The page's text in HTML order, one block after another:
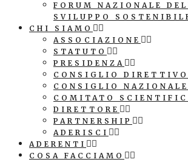
FORUM NAZIONALE
SVILUPPO
CHI SIAMO
ASSOCIAZIONE
STATUTO
PRESIDENZA
CONSIGLIO DIRETTIVO
CONSIGLIO NAZIONALE
COMITATO
DIRETTORE
PARTNERSHIP
ADERISCI
ADERENTI
COSA FACCIAMO